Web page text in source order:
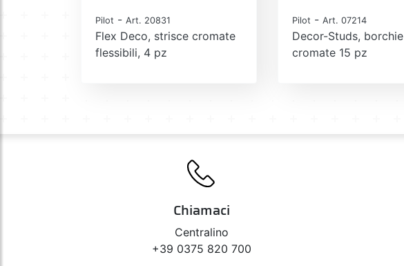
Pilot - Art. 20831
Flex Deco, strisce cromate
flessibili, 4 pz
Pilot - Art. 07214
Decor-Studs, borchie
cromate 15 pz
Chiamaci
Centralino
+39 0375 820 700